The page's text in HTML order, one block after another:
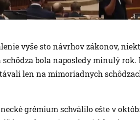
vyše sto návrhov zákonov,
bola naposledy minulý rok.
len na mimoriadnych
grémium schválilo ešte v